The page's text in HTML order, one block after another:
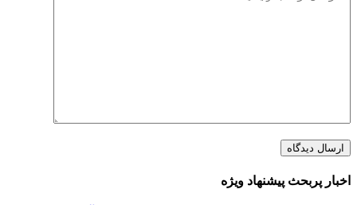
اخبار پربحث پیشنهاد ویژه